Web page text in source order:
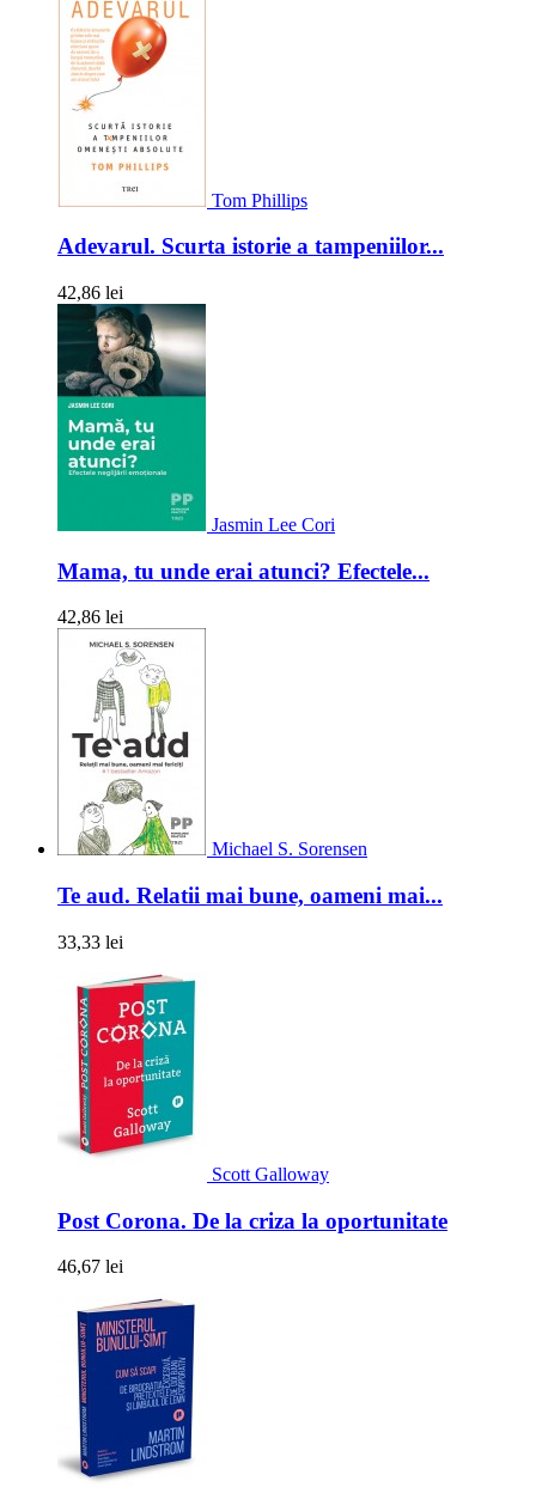
Tom Phillips
Adevarul. Scurta istorie a tampeniilor...
42,86 lei
Jasmin Lee Cori
Mama, tu unde erai atunci? Efectele...
42,86 lei
Michael S. Sorensen
Te aud. Relatii mai bune, oameni mai...
33,33 lei
Scott Galloway
Post Corona. De la criza la oportunitate
46,67 lei